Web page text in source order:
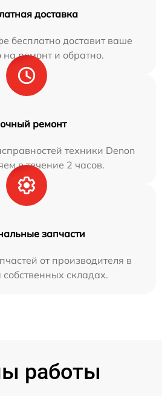
доставка
бесплатно доставит ваше
на ремонт и обратно.
ремонт
техники Denon
в течение 2 часов.
запчасти
от производителя в
складах.
работы